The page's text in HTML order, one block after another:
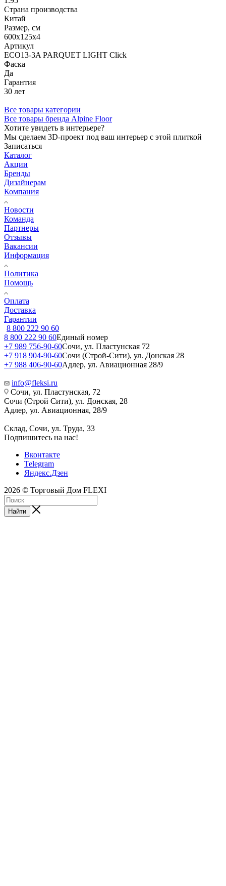
Страна производства
Китай
Размер, см
600х125х4
Артикул
ECO13-3A PARQUET LIGHT Click
Фаска
Да
Гарантия
30 лет
Все товары категории
Все товары бренда Alpine Floor
Хотите увидеть в интерьере?
Мы сделаем 3D-проект под ваш интерьер с этой плиткой
Записаться
Каталог
Акции
Бренды
Дизайнерам
Компания
Новости
Команда
Партнеры
Отзывы
Вакансии
Информация
Политика
Помощь
Оплата
Доставка
Гарантии
8 800 222 90 60
8 800 222 90 60Единый номер
+7 989 756-90-60Сочи, ул. Пластунская 72
+7 918 904-90-60Сочи (Строй-Сити), ул. Донская 28
+7 988 406-90-60Адлер, ул. Авиационная 28/9
info@fleksi.ru
Сочи, ул. Пластунская, 72
Сочи (Строй Сити), ул. Донская, 28
Адлер, ул. Авиационная, 28/9
Склад, Сочи, ул. Труда, 33
Подпишитесь на нас!
Вконтакте
Telegram
Яндекс.Дзен
2026 © Торговый Дом FLEXI
Найти